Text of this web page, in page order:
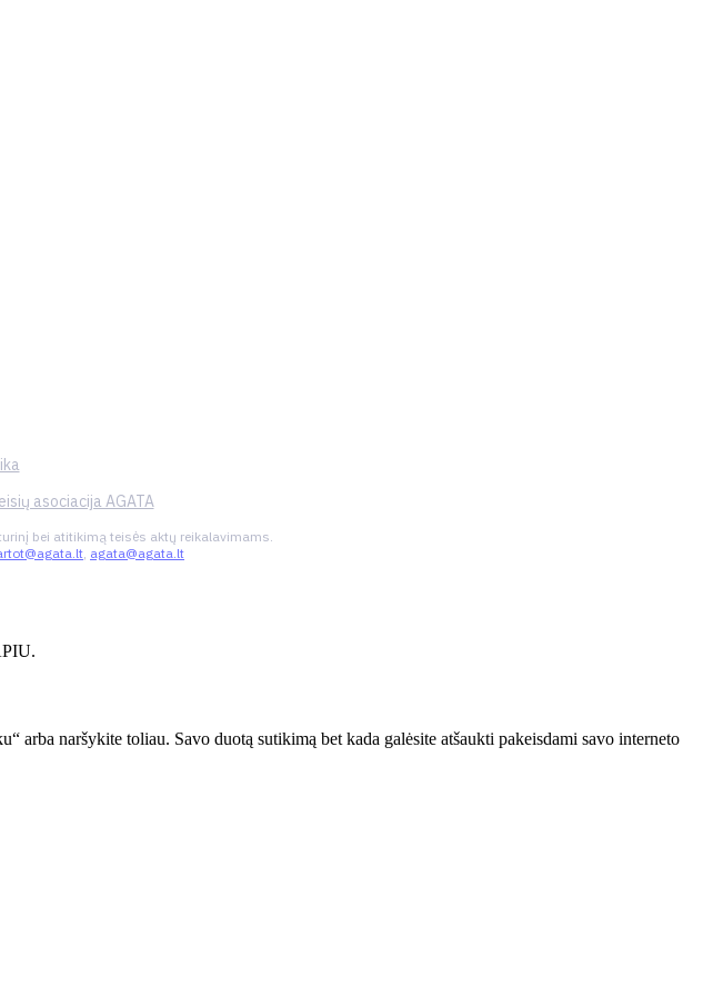
asociacija AGATA
bei atitikimą teisės aktų reikalavimams.
, agata@agata.lt
arba naršykite toliau. Savo duotą sutikimą bet kada galėsite atšaukti pakeisdami savo interneto